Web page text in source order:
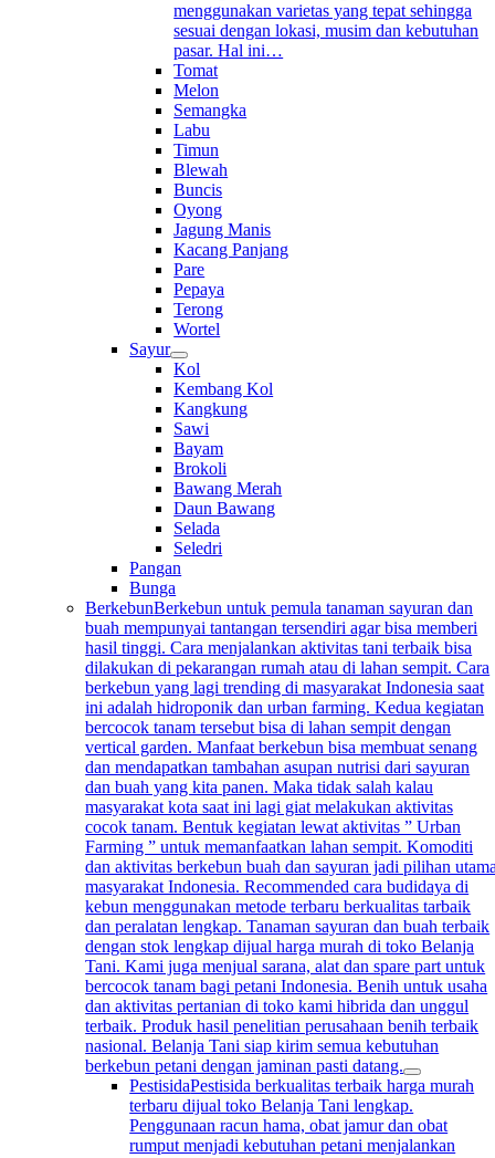
menggunakan varietas yang tepat sehingga
sesuai dengan lokasi, musim dan kebutuhan
pasar. Hal ini…
Tomat
Melon
Semangka
Labu
Timun
Blewah
Buncis
Oyong
Jagung Manis
Kacang Panjang
Pare
Pepaya
Terong
Wortel
Sayur
Kol
Kembang Kol
Kangkung
Sawi
Bayam
Brokoli
Bawang Merah
Daun Bawang
Selada
Seledri
Pangan
Bunga
BerkebunBerkebun untuk pemula tanaman sayuran dan
buah mempunyai tantangan tersendiri agar bisa memberi
hasil tinggi. Cara menjalankan aktivitas tani terbaik bisa
dilakukan di pekarangan rumah atau di lahan sempit. Cara
berkebun yang lagi trending di masyarakat Indonesia saat
ini adalah hidroponik dan urban farming. Kedua kegiatan
bercocok tanam tersebut bisa di lahan sempit dengan
vertical garden. Manfaat berkebun bisa membuat senang
dan mendapatkan tambahan asupan nutrisi dari sayuran
dan buah yang kita panen. Maka tidak salah kalau
masyarakat kota saat ini lagi giat melakukan aktivitas
cocok tanam. Bentuk kegiatan lewat aktivitas ” Urban
Farming ” untuk memanfaatkan lahan sempit. Komoditi
dan aktivitas berkebun buah dan sayuran jadi pilihan
masyarakat Indonesia. Recommended cara budidaya di
kebun menggunakan metode terbaru berkualitas tarbaik
dan peralatan lengkap. Tanaman sayuran dan buah terbaik
dengan stok lengkap dijual harga murah di toko Belanja
Tani. Kami juga menjual sarana, alat dan spare part untuk
bercocok tanam bagi petani Indonesia. Benih untuk usaha
dan aktivitas pertanian di toko kami hibrida dan unggul
terbaik. Produk hasil penelitian perusahaan benih terbaik
nasional. Belanja Tani siap kirim semua kebutuhan
berkebun petani dengan jaminan pasti datang.
PestisidaPestisida berkualitas terbaik harga murah
terbaru dijual toko Belanja Tani lengkap.
Penggunaan racun hama, obat jamur dan obat
rumput menjadi kebutuhan petani menjalankan